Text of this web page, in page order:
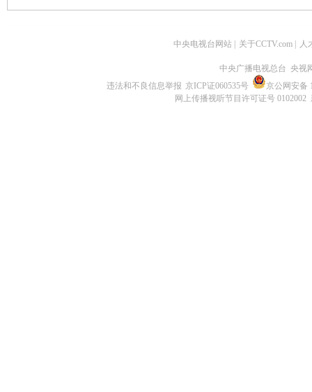
中央电视台网站 关于CCTV.com 人
中央广播电视总台 央视
违法和不良信息举报 京ICP证060535号
京公网安备
网上传播视听节目许可证号 0102002